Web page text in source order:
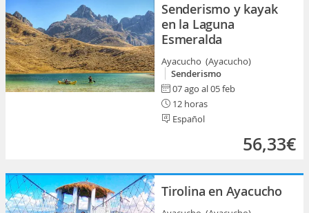
Senderismo y kayak
en la Laguna
Esmeralda
Ayacucho (Ayacucho)
Senderismo
07 ago al 05 feb
12 horas
Español
56,33€
Tirolina en Ayacucho